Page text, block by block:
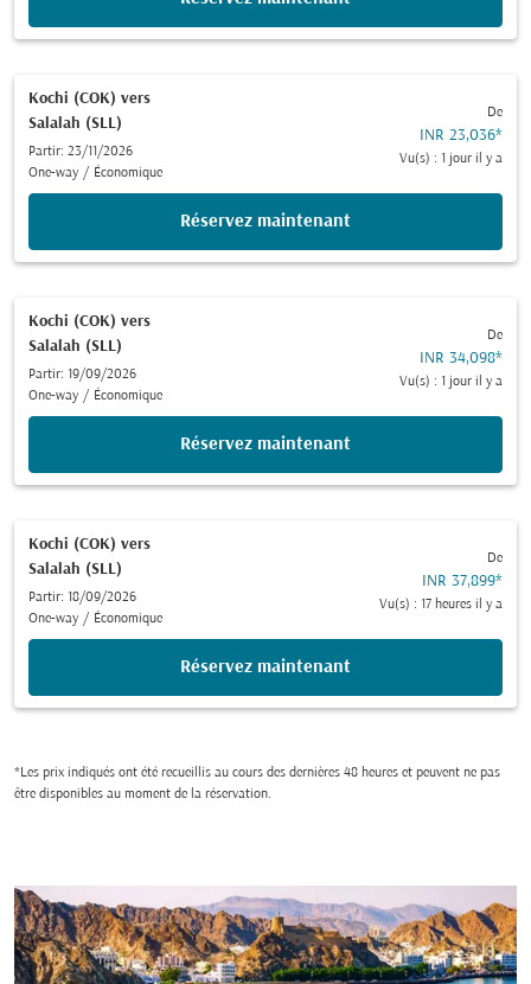
Kochi (COK) vers
Salalah (SLL)
Partir: 23/11/2026
One-way / Économique
De
INR 23,036*
Vu(s) : 1 jour il y a
Réservez maintenant
Kochi (COK) vers
Salalah (SLL)
Partir: 19/09/2026
One-way / Économique
De
INR 34,098*
Vu(s) : 1 jour il y a
Réservez maintenant
Kochi (COK) vers
Salalah (SLL)
Partir: 18/09/2026
One-way / Économique
De
INR 37,899*
Vu(s) : 17 heures il y a
Réservez maintenant
*Les prix indiqués ont été recueillis au cours des dernières 48 heures et peuvent ne pas
être disponibles au moment de la réservation.